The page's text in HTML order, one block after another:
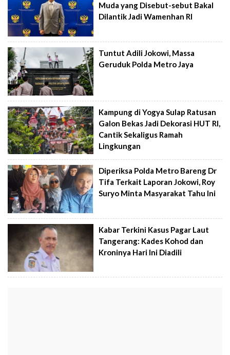
Muda yang Disebut-sebut Bakal
Dilantik Jadi Wamenhan RI
Tuntut Adili Jokowi, Massa
Geruduk Polda Metro Jaya
Kampung di Yogya Sulap Ratusan
Galon Bekas Jadi Dekorasi HUT RI,
Cantik Sekaligus Ramah
Lingkungan
Diperiksa Polda Metro Bareng Dr
Tifa Terkait Laporan Jokowi, Roy
Suryo Minta Masyarakat Tahu Ini
Kabar Terkini Kasus Pagar Laut
Tangerang: Kades Kohod dan
Kroninya Hari Ini Diadili